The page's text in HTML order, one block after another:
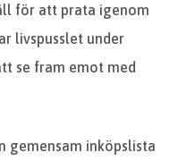
för att prata igenom
livspusslet under
se fram emot med
gemensam inköpslista